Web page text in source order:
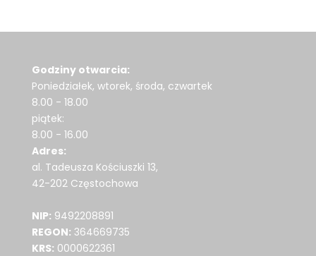
Godziny otwarcia:
Poniedziałek, wtorek, środa, czwartek
8.00 - 18.00
piątek:
8.00 - 16.00
Adres:
al. Tadeusza Kościuszki 13,
42-202 Częstochowa
NIP: 9492208891
REGON: 364669735
KRS: 0000622361